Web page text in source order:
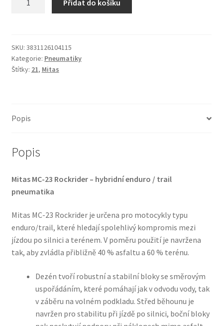
M+S
90/90
-
(přední)
Přidat do košíku
SKU: 3831126104115
Kategorie: Pneumatiky
Štítky: 21, Mitas
Popis
Popis
Mitas MC-23 Rockrider – hybridní enduro / trail
pneumatika
Mitas MC-23 Rockrider je určena pro motocykly typu
enduro/trail, které hledají spolehlivý kompromis mezi
jízdou po silnici a terénem. V poměru použití je navržena
tak, aby zvládla přibližně 40 % asfaltu a 60 % terénu.
Dezén tvoří robustní a stabilní bloky se směrovým
uspořádáním, které pomáhají jak v odvodu vody, tak
v záběru na volném podkladu. Střed běhounu je
navržen pro stabilitu při jízdě po silnici, boční bloky